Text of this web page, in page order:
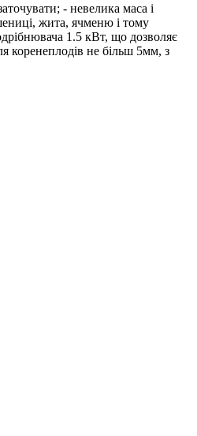
- невелика маса і
жита, ячменю і тому
1.5 кВт, що дозволяє
коренеплодів не більш 5мм, з